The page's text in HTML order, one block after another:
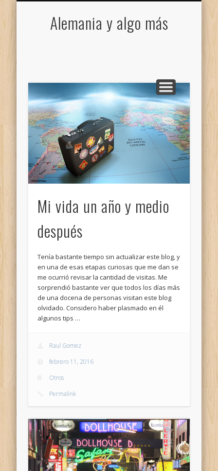
Alemania y algo más
Mi vida un año y medio
después
Tenía bastante tiempo sin actualizar este blog, y
en una de esas etapas curiosas que me dan se
me ocurrió revisar la cantidad de visitas. Me
sorprendió bastante ver que todos los días más
de una docena de personas visitan este blog
olvidado. Considero haber plasmado en él
algunos tips …
Raul Gomez
febrero 11, 2016
Otros
Permalink